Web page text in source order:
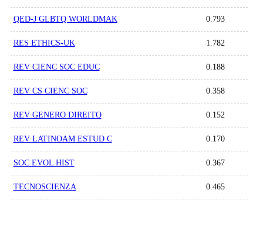
QED-J GLBTQ WORLDMAK 0.793
RES ETHICS-UK 1.782
REV CIENC SOC EDUC 0.188
REV CS CIENC SOC 0.358
REV GENERO DIREITO 0.152
REV LATINOAM ESTUD C 0.170
SOC EVOL HIST 0.367
TECNOSCIENZA 0.465